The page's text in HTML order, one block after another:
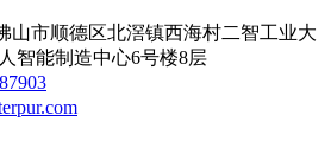
山市顺德区北滘镇西海村二智工业大
智能制造中心6号楼8层